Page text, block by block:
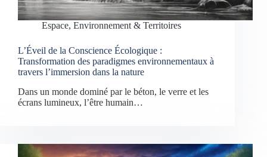
Espace, Environnement & Territoires
L’Éveil de la Conscience Écologique :
Transformation des paradigmes environnementaux à
travers l’immersion dans la nature
Dans un monde dominé par le béton, le verre et les
écrans lumineux, l’être humain…